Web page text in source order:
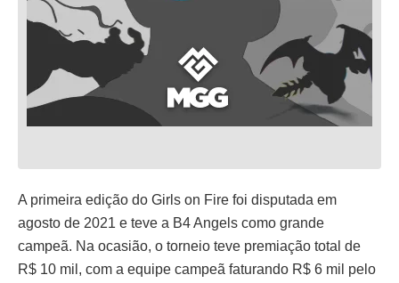
A primeira edição do Girls on Fire foi disputada em
agosto de 2021 e teve a B4 Angels como grande
campeã. Na ocasião, o torneio teve premiação total de
R$ 10 mil, com a equipe campeã faturando R$ 6 mil pelo